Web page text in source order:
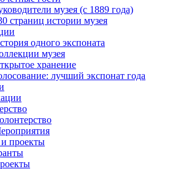
музея (с 1889 года)
страниц истории музея
одного экспоната
музея
хранение
лучший экспонат года
проекты